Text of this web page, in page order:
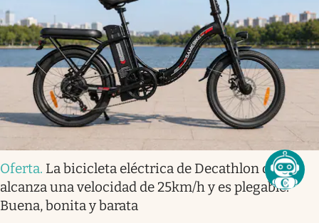
Oferta. La bicicleta eléctrica de Decathlon que
alcanza una velocidad de 25km/h y es plegable.
Buena, bonita y barata